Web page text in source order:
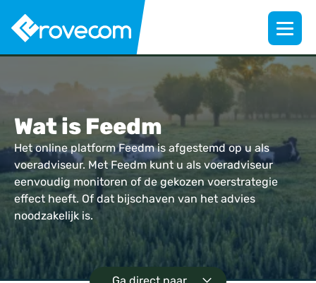
Wat is Feedm
Het online platform Feedm is afgestemd op u als
voeradviseur. Met Feedm kunt u als voeradviseur
eenvoudig monitoren of de gekozen voerstrategie
effect heeft. Of dat bijschaven van het advies
noodzakelijk is.